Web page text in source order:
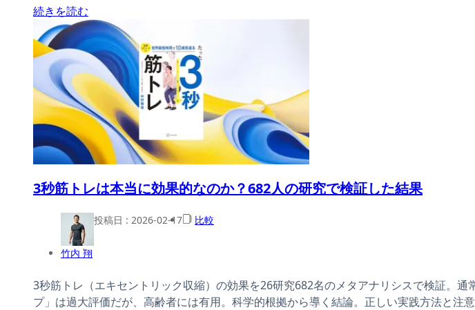
続きを読む
3秒筋トレは本当に効果的なのか？682人の研究で検証した結果
竹内 翔
投稿日 : 2026-02-17 比較
3秒筋トレ（エキセントリック収縮）の効果を26研究682名のメタアナリシスで検証。
プ」は過大評価だが、高齢者には有用。科学的根拠から導く結論。正しい実践方法と注意